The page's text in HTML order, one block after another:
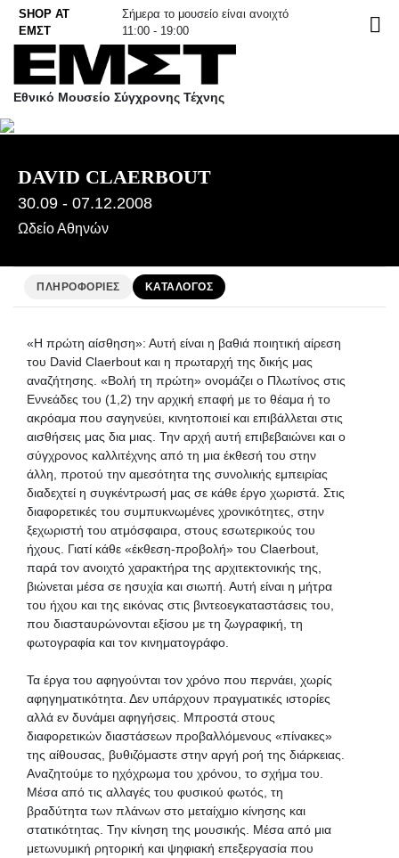
Skip
content
SHOP AT
ΕΜΣΤ
Σήμερα το μουσείο είναι ανοιχτό
11:00 - 19:00
EN
Εθνικό Μουσείο Σύγχρονης Τέχνης
DAVID CLAERBOUT
30.09 - 07.12.2008
Ωδείο Αθηνών
ΠΛΗΡΟΦΟΡΙΕΣ ΚΑΤΑΛΟΓΟΣ
«Η πρώτη αίσθηση»: Αυτή είναι η βαθιά ποιητική αίρεση
του David Claerbout και η πρωταρχή της δικής μας
αναζήτησης. «Βολή τη πρώτη» ονομάζει ο Πλωτίνος στις
Εννεάδες του (1,2) την αρχική επαφή με το θέαμα ή το
ακρόαμα που σαγηνεύει, κινητοποιεί και επιβάλλεται στις
αισθήσεις μας δια μιας. Την αρχή αυτή επιβεβαιώνει και ο
σύγχρονος καλλιτέχνης από τη μια έκθεσή του στην
άλλη, προτού την αμεσότητα της συνολικής εμπειρίας
διαδεχτεί η συγκέντρωσή μας σε κάθε έργο χωριστά. Στις
διαφορετικές του συμπυκνωμένες χρονικότητες, στην
ξεχωριστή του ατμόσφαιρα, στους εσωτερικούς του
ήχους. Γιατί κάθε «έκθεση-προβολή» του Claerbout,
παρά τον ανοιχτό χαρακτήρα της αρχιτεκτονικής της,
βιώνεται μέσα σε ησυχία και σιωπή. Αυτή είναι η μήτρα
του ήχου και της εικόνας στις βιντεοεγκαταστάσεις του,
που διασταυρώνονται εξίσου με τη ζωγραφική, τη
φωτογραφία και τον κινηματογράφο.
Τα έργα του αφηγούνται τον χρόνο που περνάει, χωρίς
αφηγηματικότητα. Δεν υπάρχουν πραγματικές ιστορίες
αλλά εν δυνάμει αφηγήσεις. Μπροστά στους
διαφορετικών διαστάσεων προβαλλόμενους «πίνακες»
της αίθουσας, βυθιζόμαστε στην αργή ροή της διάρκειας.
Αναζητούμε το ηχόχρωμα του χρόνου, το σχήμα του.
Μέσα από τις αλλαγές του φυσικού φωτός, τη
βραδύτητα των πλάνων στο μεταίχμιο κίνησης και
στατικότητας. Την κίνηση της μουσικής. Μέσα από μια
μετωνυμική ρητορική και ψηφιακή επεξεργασία που